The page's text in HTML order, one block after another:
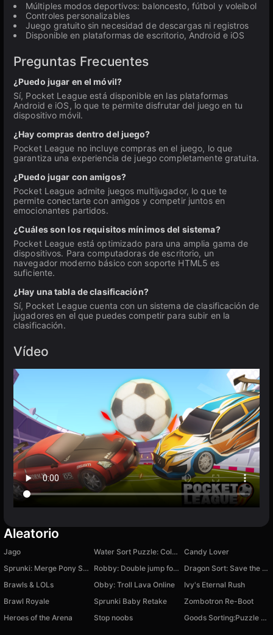
Múltiples modos deportivos: baloncesto, fútbol y voleibol
Controles personalizables
Juego gratuito sin necesidad de descargas ni registros
Disponible en plataformas de escritorio, Android e iOS
Preguntas Frecuentes
¿Puedo jugar en el móvil?
Sí, Pocket League está disponible en las plataformas
Android e iOS, lo que te permite disfrutar del juego en tu
dispositivo móvil.
¿Hay compras dentro del juego?
Pocket League no incluye compras en el juego, lo que
garantiza una experiencia de juego completamente gratuita.
¿Puedo jugar con amigos?
Pocket League admite juegos multijugador, lo que te
permite conectarte con amigos y competir juntos en
emocionantes partidos.
¿Cuáles son los requisitos mínimos del sistema?
Pocket League está optimizado para una amplia gama de
dispositivos. Para computadoras de escritorio, un
navegador moderno básico con soporte HTML5 es
suficiente.
¿Hay una tabla de clasificación?
Sí, Pocket League cuenta con un sistema de clasificación de
jugadores en el que puedes competir para subir en la
clasificación.
Vídeo
Aleatorio
Jago Water Sort Puzzle: Color Game
Candy Lover
Sprunki: Merge Pony Sprunki
Robby: Double jump for brainrots
Dragon Sort: Save the Princess
Brawls & LOLs
Obby: Troll Lava Online
Ivy's Eternal Rush
Brawl Royale
Sprunki Baby Retake
Zombotron Re-Boot
Heroes of the Arena
Stop noobs Goods Sorting:Puzzle Challenge